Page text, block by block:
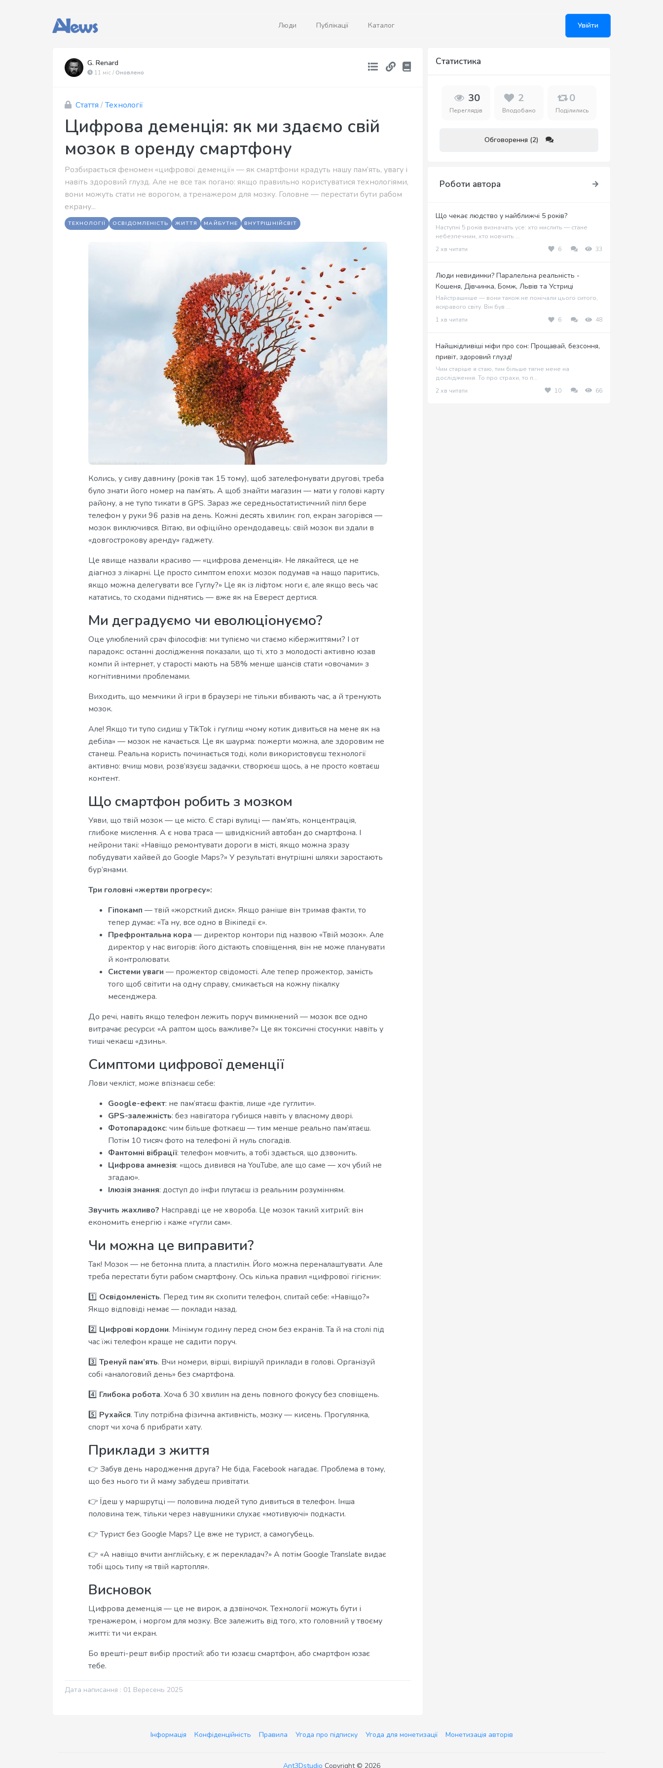
Люди Публікації Каталог Увійти
G. Renard
11 міс / Оновлено
Стаття /Технології
Цифрова деменція: як ми здаємо свій
мозок в оренду смартфону
Розбирається феномен «цифрової деменції» — як смартфони крадуть нашу пам’ять, увагу і
навіть здоровий глузд. Але не все так погано: якщо правильно користуватися технологіями,
вони можуть стати не ворогом, а тренажером для мозку. Головне — перестати бути рабом
екрану...
ТЕХНОЛОГІЇ ОСВІДОМЛЕНІСТЬ ЖИТТЯ МАЙБУТНЕ ВНУТРІШНІЙСВІТ
Колись, у сиву давнину (років так 15 тому), щоб зателефонувати другові, треба
було знати його номер на пам’ять. А щоб знайти магазин — мати у голові карту
району, а не тупо тикати в GPS. Зараз же середньостатистичний піпл бере
телефон у руки 96 разів на день. Кожні десять хвилин: гоп, екран загорівся —
мозок виключився. Вітаю, ви офіційно орендодавець: свій мозок ви здали в
«довгострокову аренду» гаджету.
Це явище назвали красиво — «цифрова деменція». Не лякайтеся, це не
діагноз з лікарні. Це просто симптом епохи: мозок подумав «а нащо паритись,
якщо можна делегувати все Гуглу?» Це як із ліфтом: ноги є, але якщо весь час
кататись, то сходами піднятись — вже як на Еверест дертися.
Ми деградуємо чи еволюціонуємо?
Оце улюблений срач філософів: ми тупіємо чи стаємо кібержиттями? І от
парадокс: останні дослідження показали, що ті, хто з молодості активно юзав
компи й інтернет, у старості мають на 58% менше шансів стати «овочами» з
когнітивними проблемами.
Виходить, що мемчики й ігри в браузері не тільки вбивають час, а й тренують
мозок.
Але! Якщо ти тупо сидиш у TikTok і гуглиш «чому котик дивиться на мене як на
дебіла» — мозок не качається. Це як шаурма: пожерти можна, але здоровим не
станеш. Реальна користь починається тоді, коли використовуєш технології
активно: вчиш мови, розв’язуєш задачки, створюєш щось, а не просто ковтаєш
контент.
Що смартфон робить з мозком
Уяви, що твій мозок — це місто. Є старі вулиці — пам’ять, концентрація,
глибоке мислення. А є нова траса — швидкісний автобан до смартфона. І
нейрони такі: «Навіщо ремонтувати дороги в місті, якщо можна зразу
побудувати хайвей до Google Maps?» У результаті внутрішні шляхи заростають
бур’янами.
Три головні «жертви прогресу»:
Гіпокамп — твій «жорсткий диск». Якщо раніше він тримав факти, то
тепер думає: «Та ну, все одно в Вікіпедії є».
Префронтальна кора — директор контори під назвою «Твій мозок». Але
директор у нас вигорів: його дістають сповіщення, він не може планувати
й контролювати.
Системи уваги — прожектор свідомості. Але тепер прожектор, замість
того щоб світити на одну справу, смикається на кожну пікалку
месенджера.
До речі, навіть якщо телефон лежить поруч вимкнений — мозок все одно
витрачає ресурси: «А раптом щось важливе?» Це як токсичні стосунки: навіть у
тиші чекаєш «дзинь».
Симптоми цифрової деменції
Лови чекліст, може впізнаєш себе:
Google-ефект: не пам’ятаєш фактів, лише «де гуглити».
GPS-залежність: без навігатора губишся навіть у власному дворі.
Фотопарадокс: чим більше фоткаєш — тим менше реально пам’ятаєш.
Потім 10 тисяч фото на телефоні й нуль спогадів.
Фантомні вібрації: телефон мовчить, а тобі здається, що дзвонить.
Цифрова амнезія: «щось дивився на YouTube, але що саме — хоч убий не
згадаю».
Ілюзія знання: доступ до інфи плутаєш із реальним розумінням.
Звучить жахливо? Насправді це не хвороба. Це мозок такий хитрий: він
економить енергію і каже «гугли сам».
Чи можна це виправити?
Так! Мозок — не бетонна плита, а пластилін. Його можна переналаштувати. Але
треба перестати бути рабом смартфону. Ось кілька правил «цифрової гігієни»:
1️⃣ Освідомленість. Перед тим як схопити телефон, спитай себе: «Навіщо?»
Якщо відповіді немає — поклади назад.
2️⃣ Цифрові кордони. Мінімум годину перед сном без екранів. Та й на столі під
час їжі телефон краще не садити поруч.
3️⃣ Тренуй пам’ять. Вчи номери, вірші, вирішуй приклади в голові. Організуй
собі «аналоговий день» без смартфона.
4️⃣ Глибока робота. Хоча б 30 хвилин на день повного фокусу без сповіщень.
5️⃣ Рухайся. Тілу потрібна фізична активність, мозку — кисень. Прогулянка,
спорт чи хоча б прибрати хату.
Приклади з життя
👉 Забув день народження друга? Не біда, Facebook нагадає. Проблема в тому,
що без нього ти й маму забудеш привітати.
👉 Їдеш у маршрутці — половина людей тупо дивиться в телефон. Інша
половина теж, тільки через навушники слухає «мотивуючі» подкасти.
👉 Турист без Google Maps? Це вже не турист, а самогубець.
👉 «А навіщо вчити англійську, є ж перекладач?» А потім Google Translate видає
тобі щось типу «я твій картопля».
Висновок
Цифрова деменція — це не вирок, а дзвіночок. Технології можуть бути і
тренажером, і моргом для мозку. Все залежить від того, хто головний у твоєму
житті: ти чи екран.
Бо врешті-решт вибір простий: або ти юзаєш смартфон, або смартфон юзає
тебе.
Дата написання : 01 Вересень 2025
Статистика
30
Переглядів
2
Вподобано
0
Поділились
Обговорення (2)
Роботи автора
Що чекає людство у найближчі 5 років?
Наступні 5 років визначать усе: хто мислить — стане
небезпечним, хто мовчить ...
2 хв читати
6 33
Люди невидимки? Паралельна реальність -
Кошеня, Дівчинка, Бомж, Львів та Устриці
Найстрашніше — вони також не помічали цього ситого,
яскравого світу. Він був ...
1 хв читати
6 48
Найшкідливіші міфи про сон: Прощавай, безсоння,
привіт, здоровий глузд!
Чим старіше я стаю, тим більше тягне мене на
дослідження. То про страхи, то п...
2 хв читати
10 66
Інформація Конфіденційність Правила Угода про підписку Угода для монетизації Монетизація авторів
Ant3Dstudio Copyright © 2026